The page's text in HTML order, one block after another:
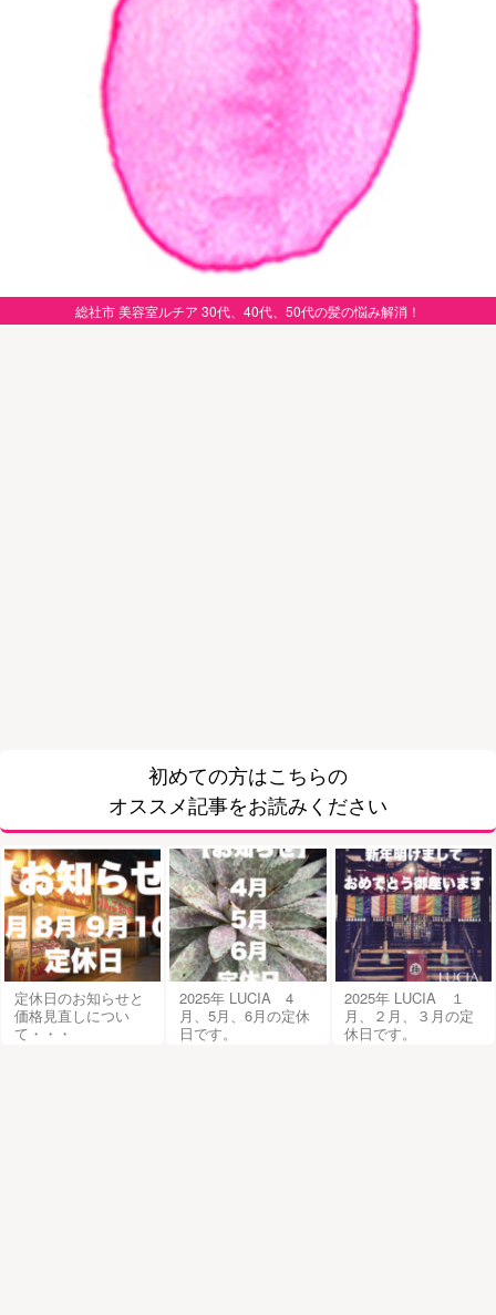
総社市 美容室ルチア 30代、40代、50代の髪の悩み解消！
初めての方はこちらの
オススメ記事をお読みください
定休日のお知らせと
価格見直しについ
て・・・
2025年 LUCIA 4
月、5月、6月の定休
日です。
2025年 LUCIA １
月、２月、３月の定
休日です。